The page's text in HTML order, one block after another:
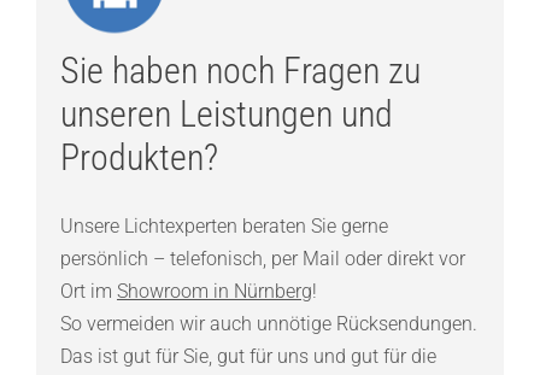
Sie haben noch Fragen zu
unseren Leistungen und
Produkten?
Unsere Lichtexperten beraten Sie gerne
persönlich – telefonisch, per Mail oder direkt vor
Ort im Showroom in Nürnberg!
So vermeiden wir auch unnötige Rücksendungen.
Das ist gut für Sie, gut für uns und gut für die